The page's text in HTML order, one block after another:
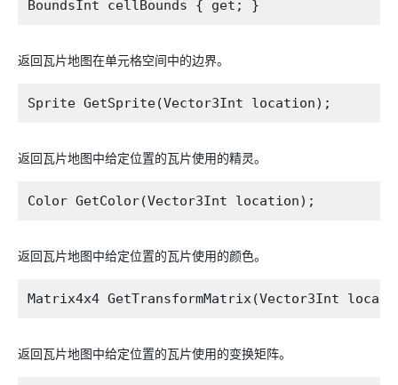
返回瓦片地图在单元格空间中的边界。
返回瓦片地图中给定位置的瓦片使用的精灵。
返回瓦片地图中给定位置的瓦片使用的颜色。
返回瓦片地图中给定位置的瓦片使用的变换矩阵。